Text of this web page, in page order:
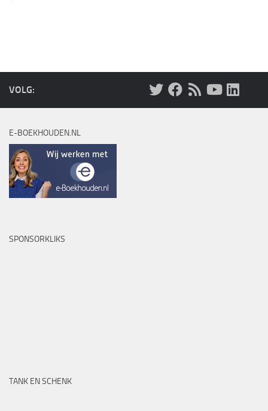
VOLG:
E-BOEKHOUDEN.NL
SPONSORKLIKS
TANK EN SCHENK